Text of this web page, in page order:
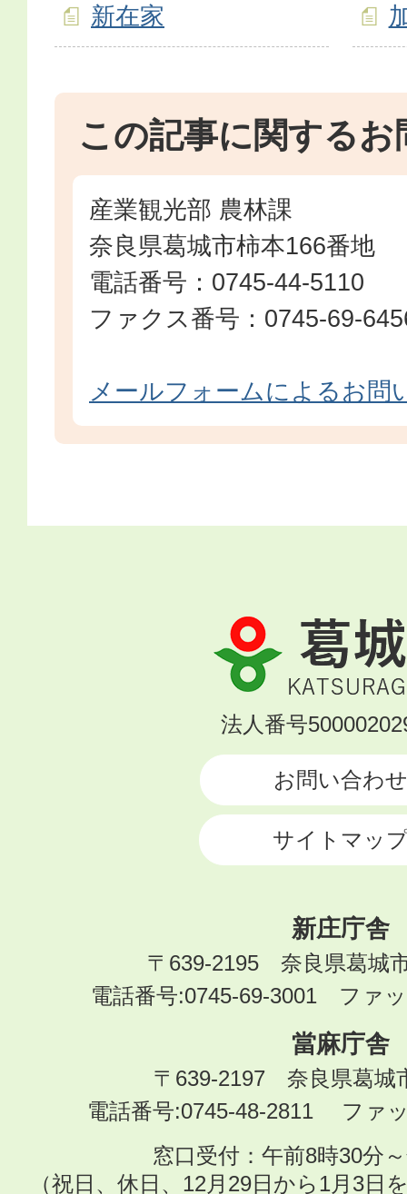
新在家
この記事に関するお
産業観光部 農林課
奈良県葛城市柿本166番地
電話番号：0745-44-5110
ファクス番号：0745-69-
メールフォームによるお問
葛
城
市
KATSURAGI
法人番号
お問い合わせ
サイトマッ
新庄庁舎
〒639-2195 奈良県葛城
電話番号:0745-69-3001 ファ
當麻庁舎
〒639-2197 奈良県葛城
電話番号:0745-48-2811 ファ
窓口受付：午前8時30分
（祝日、休日、12月29日から1月3日